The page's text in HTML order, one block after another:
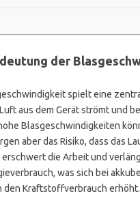
der
spielt eine
aus dem Gerät strömt und
Blasgeschwindigkeiten
aber das Risiko, dass das
erschwert die Arbeit und
was sich bei
den Kraftstoffverbrauch erhöht.